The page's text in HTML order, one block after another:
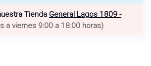
Tienda General Lagos 1809 -
a viernes 9:00 a 18:00 horas)